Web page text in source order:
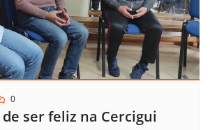
0
ser feliz na Cercigui